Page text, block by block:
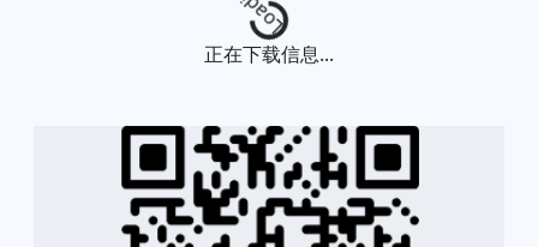
Loading...
正在下载信息...